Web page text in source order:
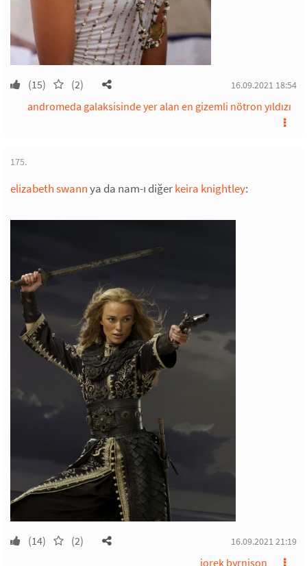
(15) (2) 16.09.2021 18:54
andromeda galaksisinde yer alan en gizemli nötron yıldızı
175.
elizabeth swannya da nam-ı diğerkeira knightley:
(14) (2) 16.09.2021 21:19
iorek byrnison